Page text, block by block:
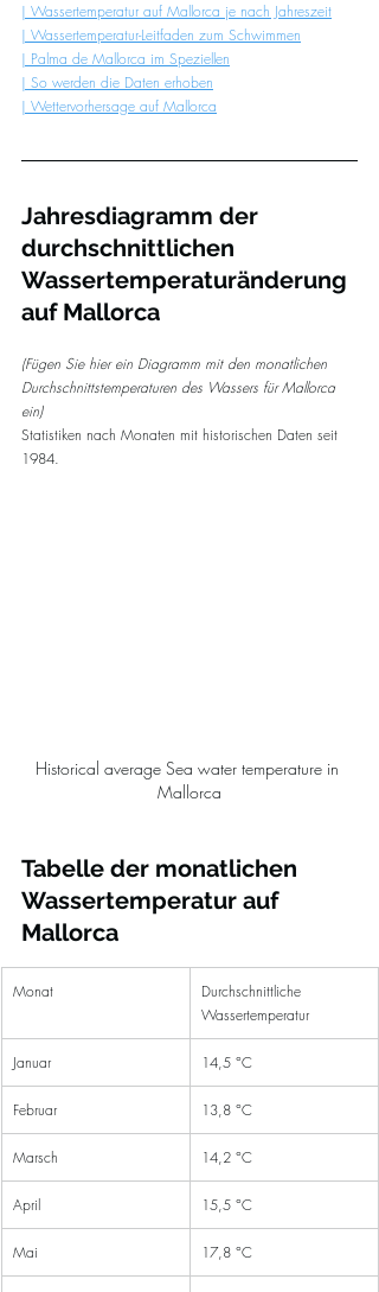
| Wassertemperatur auf Mallorca je nach Jahreszeit
| Wassertemperatur-Leitfaden zum Schwimmen
| Palma de Mallorca im Speziellen
| So werden die Daten erhoben
| Wettervorhersage auf Mallorca
Jahresdiagramm der
durchschnittlichen
Wassertemperaturänderung
auf Mallorca
(Fügen Sie hier ein Diagramm mit den monatlichen
Durchschnittstemperaturen des Wassers für Mallorca
ein)
Statistiken nach Monaten mit historischen Daten seit
1984.
Historical average Sea water temperature in
Mallorca
Tabelle der monatlichen
Wassertemperatur auf
Mallorca
Monat
Durchschnittliche
Wassertemperatur
Januar 14,5 °C
Februar 13,8 °C
Marsch 14,2 °C
April 15,5 °C
Mai 17,8 °C